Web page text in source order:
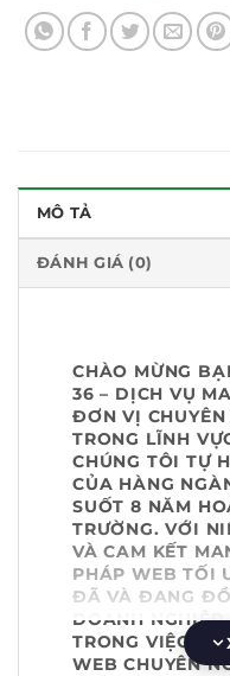
MÔ TẢ
ĐÁNH GIÁ (0)
CHÀO MỪNG
36 – DỊCH VỤ
ĐƠN VỊ
TRONG LĨNH
CHÚNG TÔI TỰ
CỦA HÀNG
SUỐT 8 NĂM
TRƯỜNG. VỚI
VÀ CAM KẾT
PHÁP WEB TỐI
ĐÃ VÀ ĐANG
DOANH
TRONG VIỆC
WEB CHUYÊN